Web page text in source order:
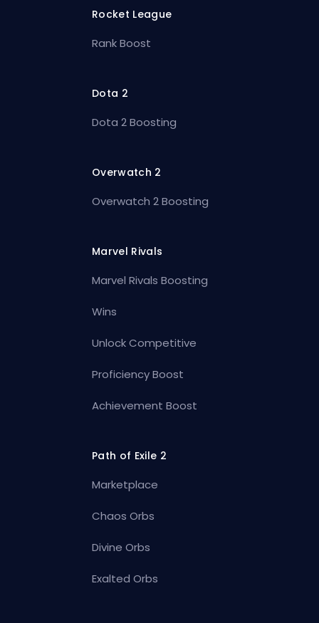
Rocket League
Rank Boost
Dota 2
Dota 2 Boosting
Overwatch 2
Overwatch 2 Boosting
Marvel Rivals
Marvel Rivals Boosting
Wins
Unlock Competitive
Proficiency Boost
Achievement Boost
Path of Exile 2
Marketplace
Chaos Orbs
Divine Orbs
Exalted Orbs